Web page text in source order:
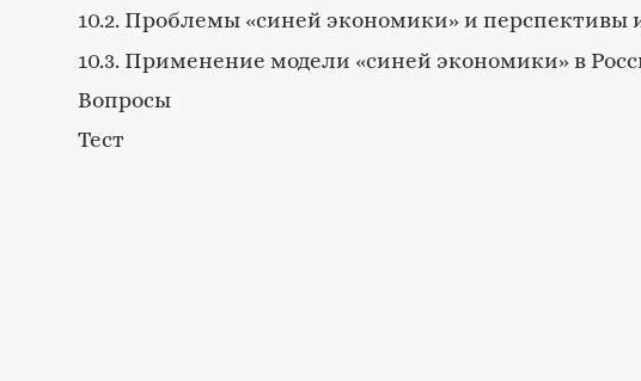
10.2. Проблемы «синей экономики» и перспективы
10.3. Применение модели «синей экономики» в
Вопросы
Тест